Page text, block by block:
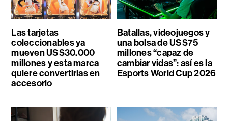
Las tarjetas
coleccionables ya
mueven US$30.000
millones y esta marca
quiere convertirlas en
accesorio
Batallas, videojuegos y
una bolsa de US$75
millones “capaz de
cambiar vidas”: así es la
Esports World Cup 2026